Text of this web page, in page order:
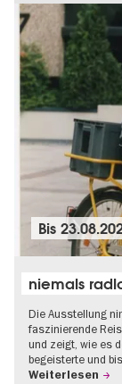
Bis
niemals
Die Ausstellung
faszinierende
und zeigt, wie es
begeisterte und
Weiterlesen